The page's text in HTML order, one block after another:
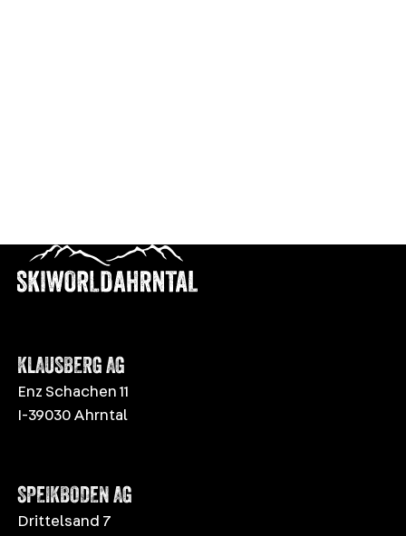
KLAUSBERG AG
Enz Schachen 11
I-39030 Ahrntal
SPEIKBODEN AG
Drittelsand 7